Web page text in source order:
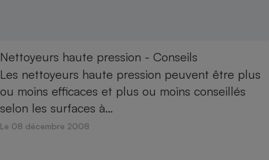
Nettoyeurs haute pression - Conseils
Les nettoyeurs haute pression peuvent être plus
ou moins efficaces et plus ou moins conseillés
selon les surfaces à…
Le 08 décembre 2008